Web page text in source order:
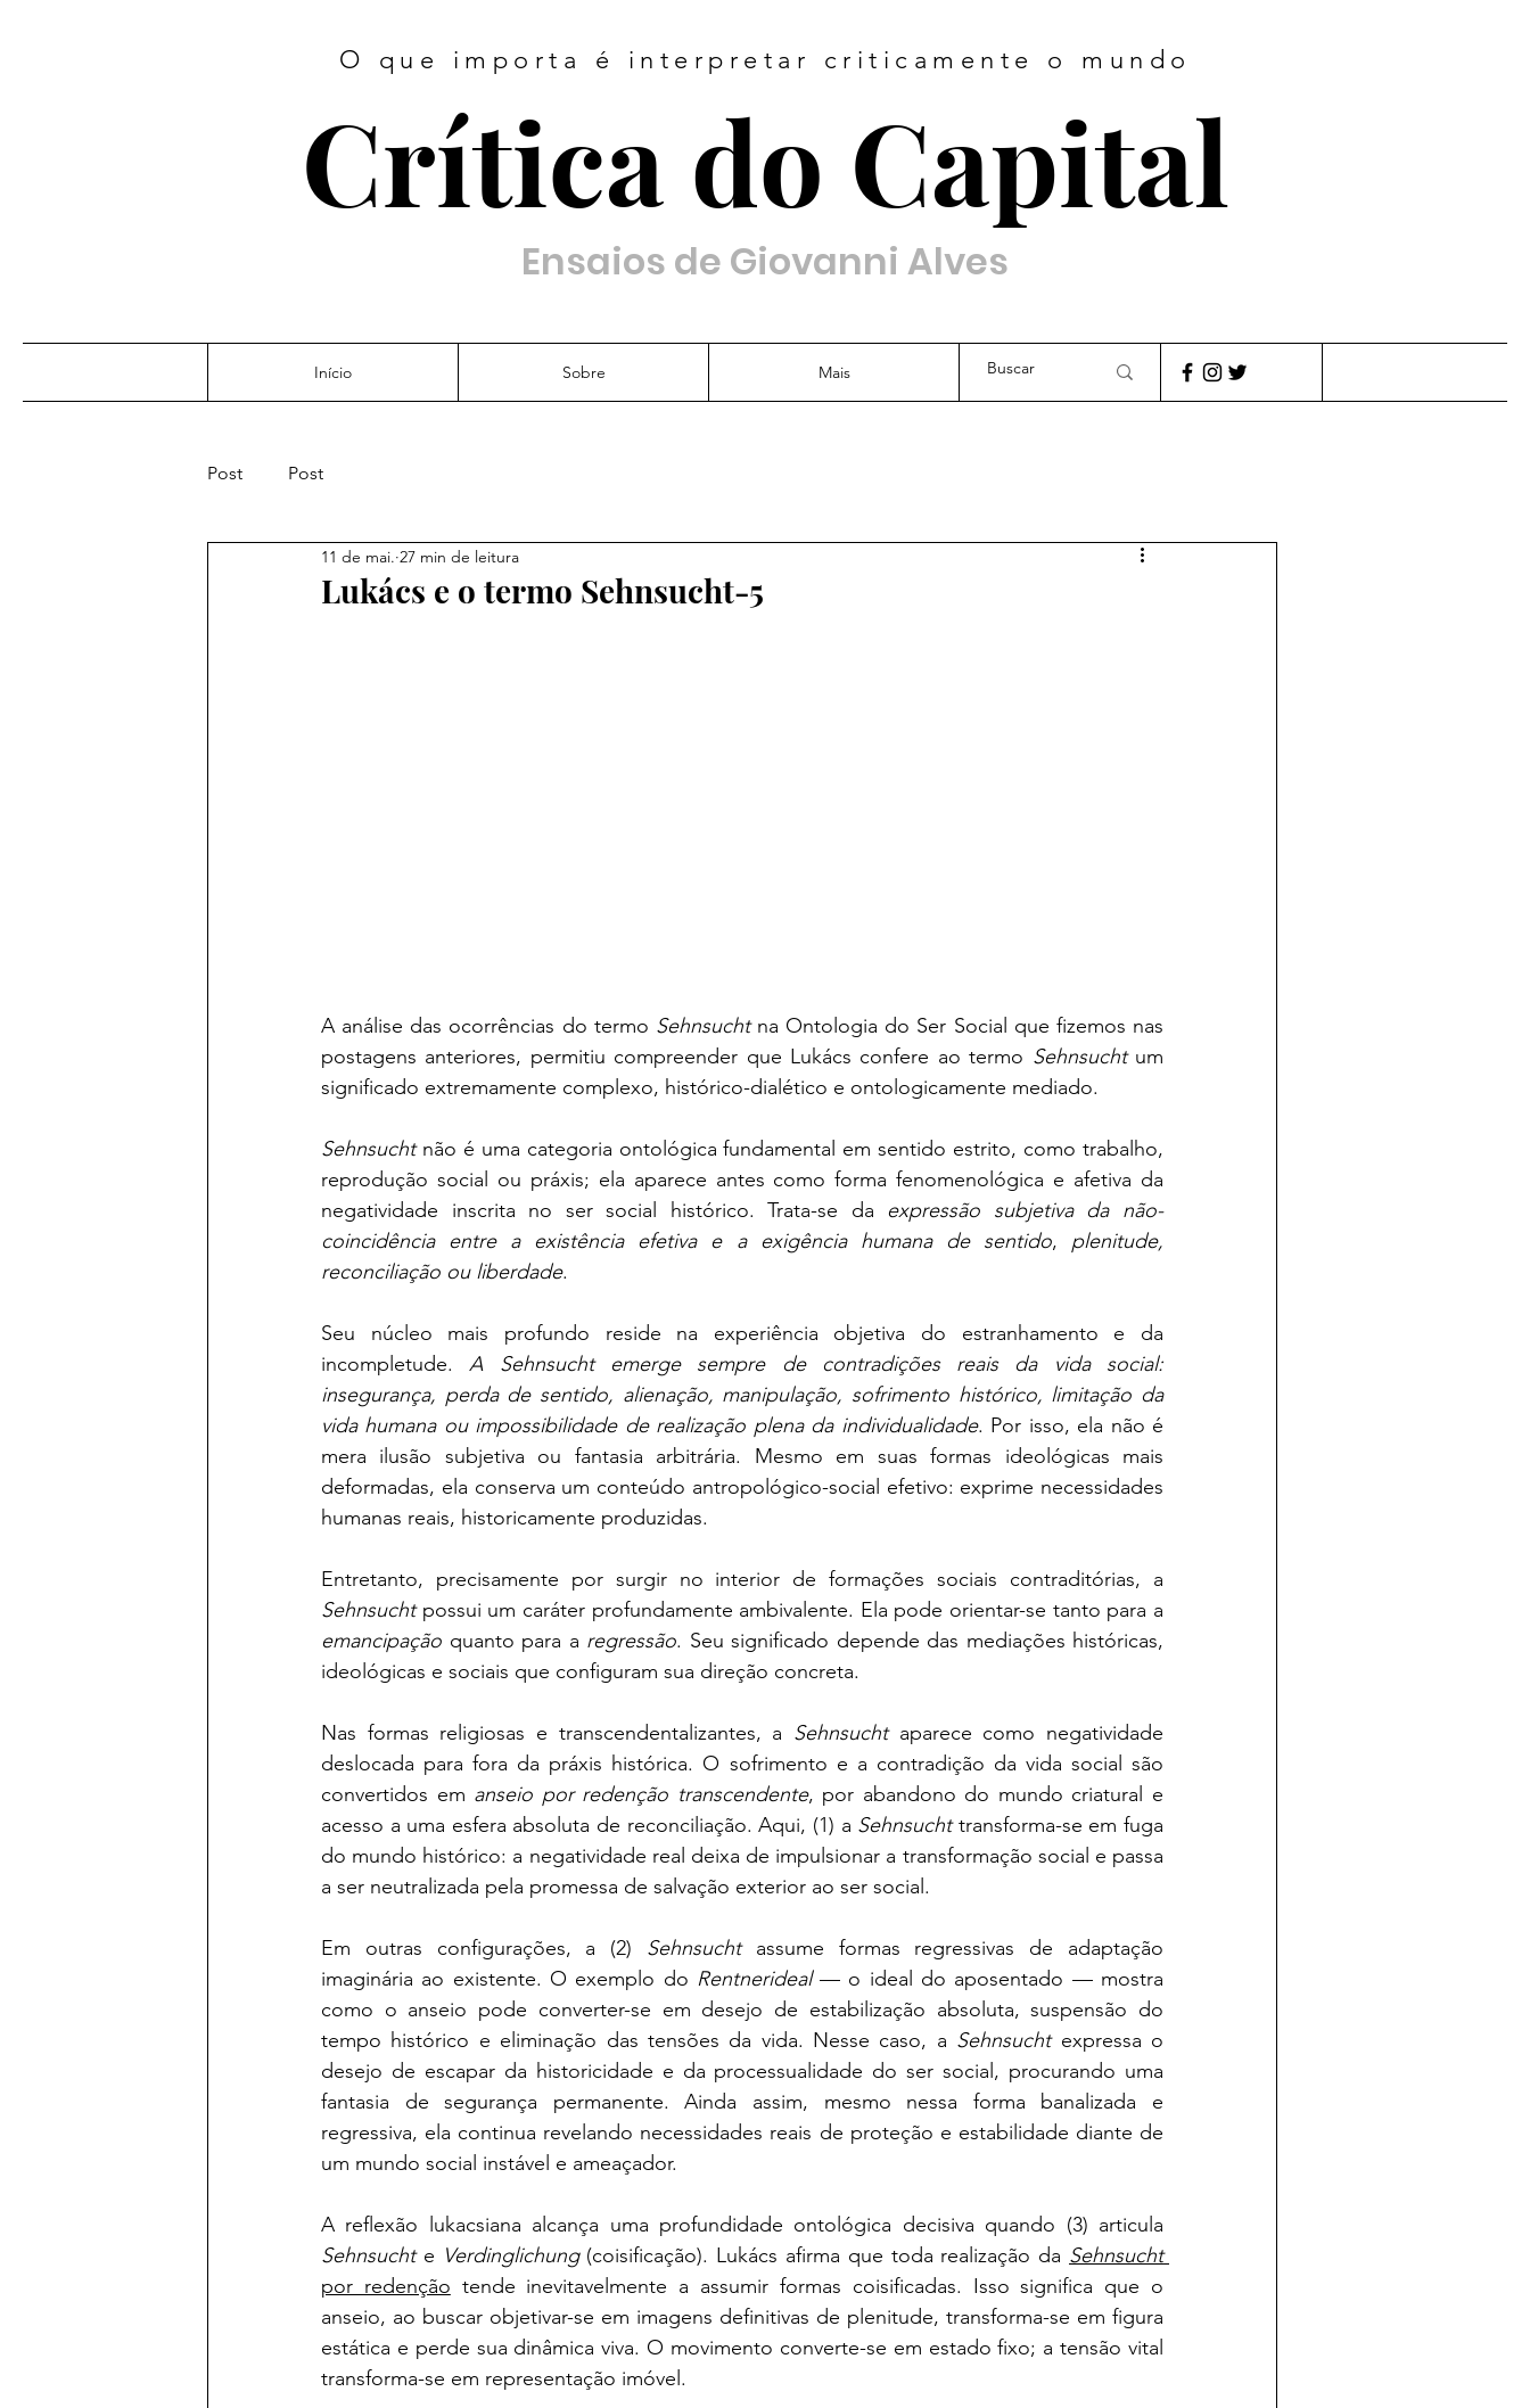
O que importa é interpretar criticamente o mundo
Crítica do Capital
Ensaios de Giovanni Alves
Início Sobre Mais
Post Post
Lukács e o termo Sehnsucht-5
11 de mai. 27 min de leitura
A análise das ocorrências do termo Sehnsucht na Ontologia do Ser Social que fizemos nas
postagens anteriores, permitiu compreender que Lukács confere ao termo Sehnsucht um
significado extremamente complexo, histórico-dialético e ontologicamente mediado.
Sehnsucht não é uma categoria ontológica fundamental em sentido estrito, como trabalho,
reprodução social ou práxis; ela aparece antes como forma fenomenológica e afetiva da
negatividade inscrita no ser social histórico. Trata-se da expressão subjetiva da não-
coincidência entre a existência efetiva e a exigência humana de sentido, plenitude,
reconciliação ou liberdade.
Seu núcleo mais profundo reside na experiência objetiva do estranhamento e da
incompletude. A Sehnsucht emerge sempre de contradições reais da vida social:
insegurança, perda de sentido, alienação, manipulação, sofrimento histórico, limitação da
vida humana ou impossibilidade de realização plena da individualidade. Por isso, ela não é
mera ilusão subjetiva ou fantasia arbitrária. Mesmo em suas formas ideológicas mais
deformadas, ela conserva um conteúdo antropológico-social efetivo: exprime necessidades
humanas reais, historicamente produzidas.
Sehnsucht
emancipação quanto para a regressão. Seu significado depende das mediações históricas,
ideológicas e sociais que configuram sua direção concreta.
Nas formas religiosas e transcendentalizantes, a Sehnsucht aparece como negatividade
deslocada para fora da práxis histórica. O sofrimento e a contradição da vida social são
convertidos em anseio por redenção transcendente, por abandono do mundo criatural e
acesso a uma esfera absoluta de reconciliação. Aqui, (1) a Sehnsucht transforma-se em fuga
do mundo histórico: a negatividade real deixa de impulsionar a transformação social e passa
a ser neutralizada pela promessa de salvação exterior ao ser social.
Em outras configurações, a (2) Sehnsucht assume formas regressivas de adaptação
imaginária ao existente. O exemplo do Rentnerideal — o ideal do aposentado — mostra
como o anseio pode converter-se em desejo de estabilização absoluta, suspensão do
tempo histórico e eliminação das tensões da vida. Nesse caso, a Sehnsucht expressa o
desejo de escapar da historicidade e da processualidade do ser social, procurando uma
fantasia de segurança permanente. Ainda assim, mesmo nessa forma banalizada e
regressiva, ela continua revelando necessidades reais de proteção e estabilidade diante de
um mundo social instável e ameaçador.
Sehnsucht e Verdinglichung (coisificação). Lukács afirma que toda realização da Sehnsucht
por redenção tende inevitavelmente a assumir formas coisificadas. Isso significa que o
anseio, ao buscar objetivar-se em imagens definitivas de plenitude, transforma-se em figura
estática e perde sua dinâmica viva. O movimento converte-se em estado fixo; a tensão vital
transforma-se em representação imóvel.